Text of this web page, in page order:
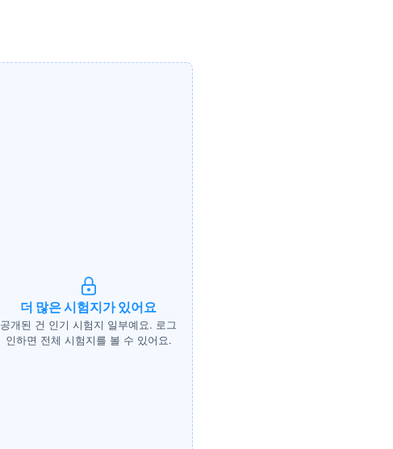
더 많은 시험지가 있어요
공개된 건 인기 시험지 일부예요. 로그
인하면 전체 시험지를 볼 수 있어요.